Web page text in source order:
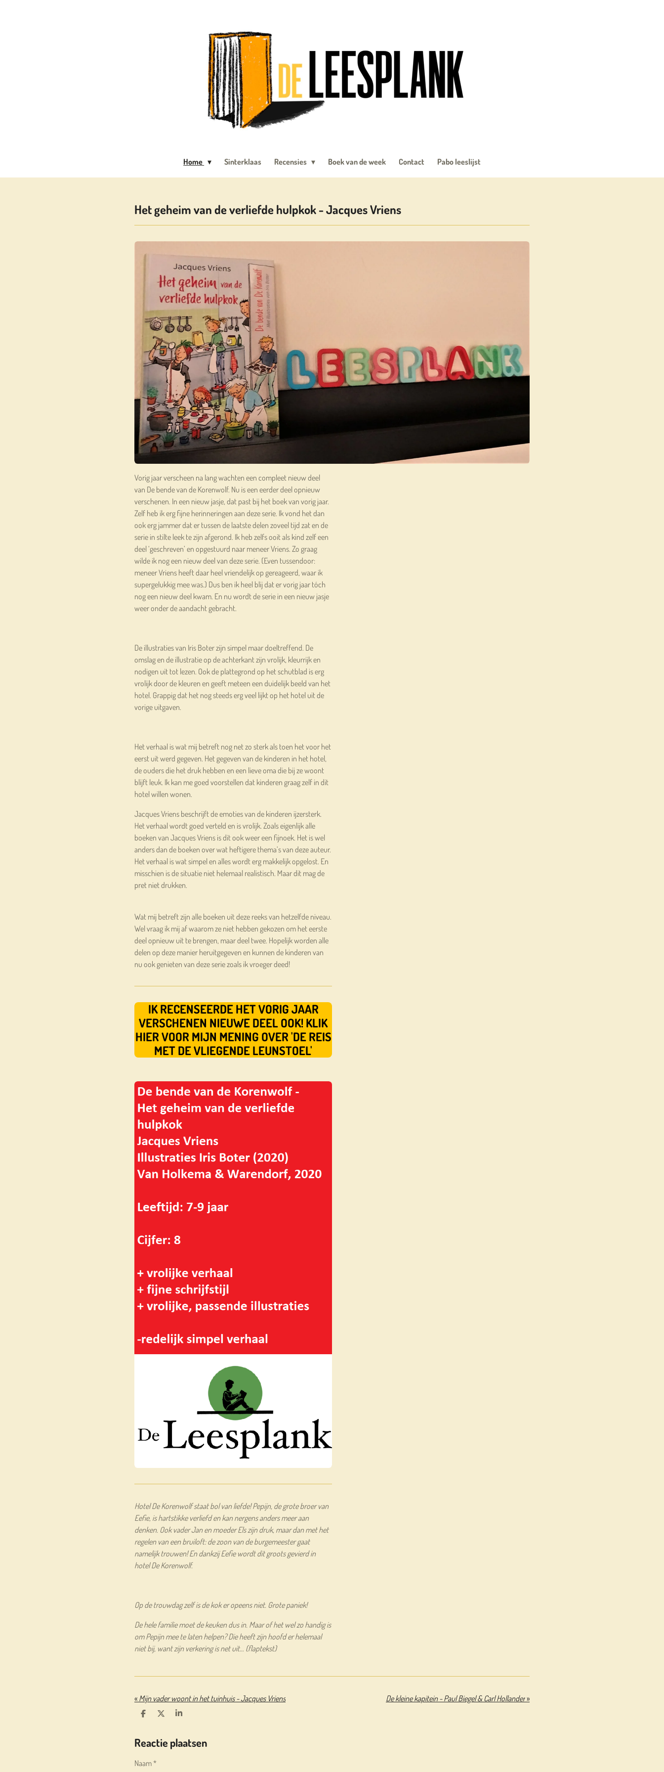
Home Sinterklaas Recensies Boek van de week Contact Pabo leeslijst
Het geheim van de verliefde hulpkok - Jacques Vriens
Vorig jaar verscheen na lang wachten een compleet nieuw deel
van De bende van de Korenwolf. Nu is een eerder deel opnieuw
verschenen. In een nieuw jasje, dat past bij het boek van vorig jaar.
Zelf heb ik erg fijne herinneringen aan deze serie. Ik vond het dan
ook erg jammer dat er tussen de laatste delen zoveel tijd zat en de
serie in stilte leek te zijn afgerond. Ik heb zelfs ooit als kind zelf een
deel ‘geschreven’ en opgestuurd naar meneer Vriens. Zo graag
wilde ik nog een nieuw deel van deze serie. (Even tussendoor:
meneer Vriens heeft daar heel vriendelijk op gereageerd, waar ik
supergelukkig mee was.) Dus ben ik heel blij dat er vorig jaar tóch
nog een nieuw deel kwam. En nu wordt de serie in een nieuw jasje
weer onder de aandacht gebracht.
De illustraties van Iris Boter zijn simpel maar doeltreffend. De
omslag en de illustratie op de achterkant zijn vrolijk, kleurrijk en
nodigen uit tot lezen. Ook de plattegrond op het schutblad is erg
vrolijk door de kleuren en geeft meteen een duidelijk beeld van het
hotel. Grappig dat het nog steeds erg veel lijkt op het hotel uit de
vorige uitgaven.
Het verhaal is wat mij betreft nog net zo sterk als toen het voor het
eerst uit werd gegeven. Het gegeven van de kinderen in het hotel,
de ouders die het druk hebben en een lieve oma die bij ze woont
blijft leuk. Ik kan me goed voorstellen dat kinderen graag zelf in dit
hotel willen wonen.
Jacques Vriens beschrijft de emoties van de kinderen ijzersterk.
Het verhaal wordt goed verteld en is vrolijk. Zoals eigenlijk alle
boeken van Jacques Vriens is dit ook weer een fijnoek. Het is wel
anders dan de boeken over wat heftigere thema’s van deze auteur.
Het verhaal is wat simpel en alles wordt erg makkelijk opgelost. En
misschien is de situatie niet helemaal realistisch. Maar dit mag de
pret niet drukken.
Wat mij betreft zijn alle boeken uit deze reeks van hetzelfde niveau.
Wel vraag ik mij af waarom ze niet hebben gekozen om het eerste
deel opnieuw uit te brengen, maar deel twee. Hopelijk worden alle
delen op deze manier heruitgegeven en kunnen de kinderen van
nu ook genieten van deze serie zoals ik vroeger deed!
IK RECENSEERDE HET VORIG JAAR
VERSCHENEN NIEUWE DEEL OOK! KLIK
HIER VOOR MIJN MENING OVER 'DE REIS
MET DE VLIEGENDE LEUNSTOEL'
Hotel De Korenwolf staat bol van liefde! Pepijn, de grote broer van
Eefie, is hartstikke verliefd en kan nergens anders meer aan
denken. Ook vader Jan en moeder Els zijn druk, maar dan met het
regelen van een bruiloft: de zoon van de burgemeester gaat
namelijk trouwen! En dankzij Eefie wordt dit groots gevierd in
hotel De Korenwolf.
Op de trouwdag zelf is de kok er opeens niet. Grote paniek!
De hele familie moet de keuken dus in. Maar of het wel zo handig is
om Pepijn mee te laten helpen? Die heeft zijn hoofd er helemaal
niet bij, want zijn verkering is net uit… (flaptekst)
« Mijn vader woont in het tuinhuis - Jacques Vriens De kleine kapitein - Paul Biegel & Carl Hollander»
D
E
N
D
L
S
R
E
Reactie plaatsen
Naam *